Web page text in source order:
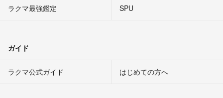
ラクマ最強鑑定
SPU
ガイド
ラクマ公式ガイド はじめての方へ